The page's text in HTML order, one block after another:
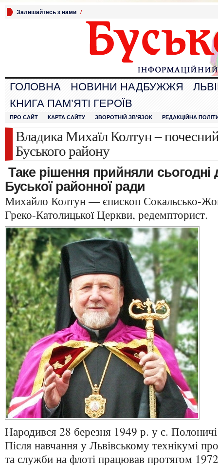
Залишайтесь з нами /
ГОЛОВНА НОВИНИ НАДБУЖЖЯ
КНИГА ПАМ’ЯТІ ГЕРОЇВ
ПРО САЙТ КАРТА САЙТУ ЗВОРОТНІЙ ЗВ’ЯЗОК РЕДАКЦІЙНА
Владика Михаїл Колтун –
Буського району
Таке рішення прийняли сьогодні
Буської районної ради
Михайло Колтун — єпископ Сокальсько-
Греко-Католицької Церкви, редемпторист.
Народився 28 березня 1949 р. у с. Полоничі
Після навчання у Львівському технікумі
та служби на флоті працював протягом